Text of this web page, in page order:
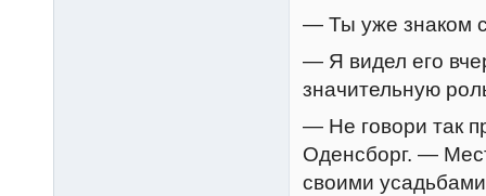
— Ты уже знаком
— Я видел его
значительную
— Не говори так
Оденсборг. —
своими